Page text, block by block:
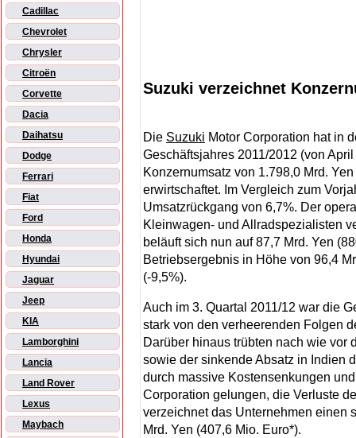
Cadillac
Chevrolet
Chrysler
Citroën
Corvette
Dacia
Daihatsu
Dodge
Ferrari
Fiat
Ford
Honda
Hyundai
Jaguar
Jeep
KIA
Lamborghini
Lancia
Land Rover
Lexus
Maybach
Suzuki verzeichnet
Die Suzuki Motor Corporation hat in
Geschäftsjahres 2011/2012 (von
Konzernumsatz von 1.798,0 Mrd.
erwirtschaftet. Im Vergleich zum
Umsatzrückgang von 6,7%. Der
Kleinwagen- und Allradspezialisten
beläuft sich nun auf 87,7 Mrd. Yen
Betriebsergebnis in Höhe von 96,4
(-9,5%).
Auch im 3. Quartal 2011/12 war die
stark von den verheerenden Folgen
Darüber hinaus trübten nach wie vor
sowie der sinkende Absatz in Indien
durch massive Kostensenkungen
Corporation gelungen, die Verluste
verzeichnet das Unternehmen einen
Mrd. Yen (407,6 Mio. Euro*).